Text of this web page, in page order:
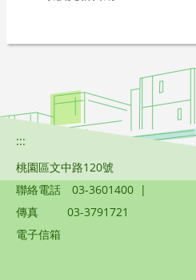
:::
桃園區文中路120號
聯絡電話
03-3601400 |
傳真
03-3791721
電子信箱